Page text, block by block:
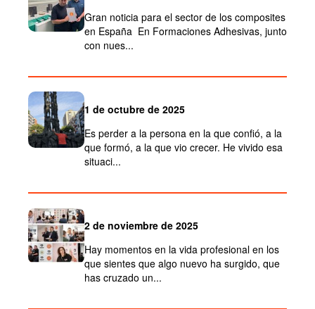
Gran noticia para el sector de los composites
en España En Formaciones Adhesivas, junto
con nues...
1 de octubre de 2025
Es perder a la persona en la que confió, a la
que formó, a la que vio crecer. He vivido esa
situaci...
2 de noviembre de 2025
Hay momentos en la vida profesional en los
que sientes que algo nuevo ha surgido, que
has cruzado un...